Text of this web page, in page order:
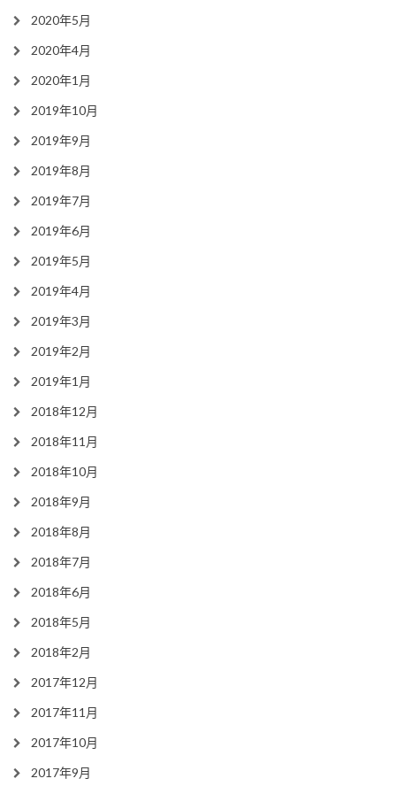
2020年5月
2020年4月
2020年1月
2019年10月
2019年9月
2019年8月
2019年7月
2019年6月
2019年5月
2019年4月
2019年3月
2019年2月
2019年1月
2018年12月
2018年11月
2018年10月
2018年9月
2018年8月
2018年7月
2018年6月
2018年5月
2018年2月
2017年12月
2017年11月
2017年10月
2017年9月